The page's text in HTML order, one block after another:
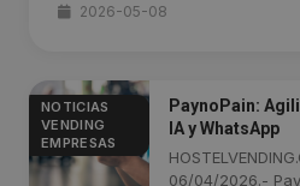
2026-05-08
NOTICIAS
VENDING
EMPRESAS
PaynoPain:
IA y WhatsApp
06/04/2026.-